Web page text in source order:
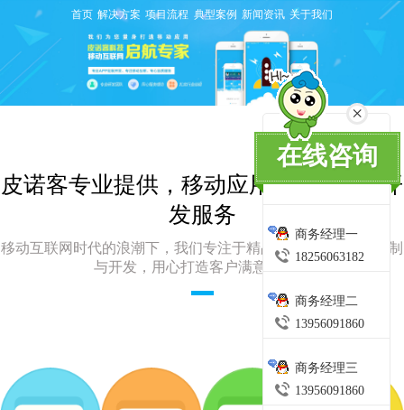
首页 解决方案 项目流程 典型案例 新闻资讯 关于我们
皮诺客专业提供，移动应用APP一站式开
发服务
移动互联网时代的浪潮下，我们专注于精品APP应用软件的定制
与开发，用心打造客户满意的产品
×
在线咨询
商务经理一
18256063182
商务经理二
13956091860
商务经理三
13956091860